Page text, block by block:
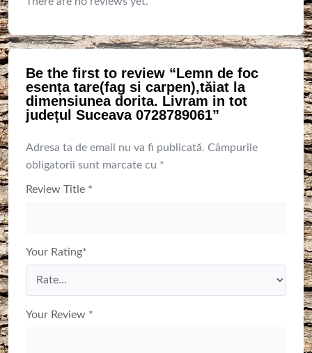
Be the first to review “Lemn de foc
esența tare(fag si carpen),tăiat la
dimensiunea dorita. Livram in tot
județul Suceava 0728789061”
Adresa ta de email nu va fi publicată. Câmpurile
obligatorii sunt marcate cu *
Review Title *
Your Rating*
Your Review *